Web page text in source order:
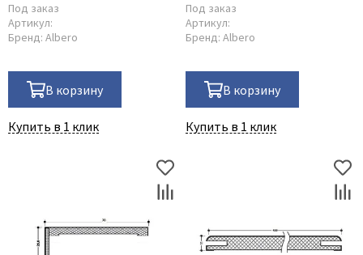
Под заказ
Артикул:
Бренд: Albero
В корзину
Купить в 1 клик
Под заказ
Артикул:
Бренд: Albero
В корзину
Купить в 1 клик